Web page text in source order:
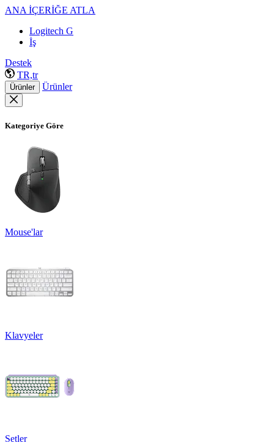
ANA İÇERİĞE ATLA
Logitech G
İş
Destek
TR,tr
Ürünler Ürünler
Kategoriye Göre
Mouse'lar
Klavyeler
Setler